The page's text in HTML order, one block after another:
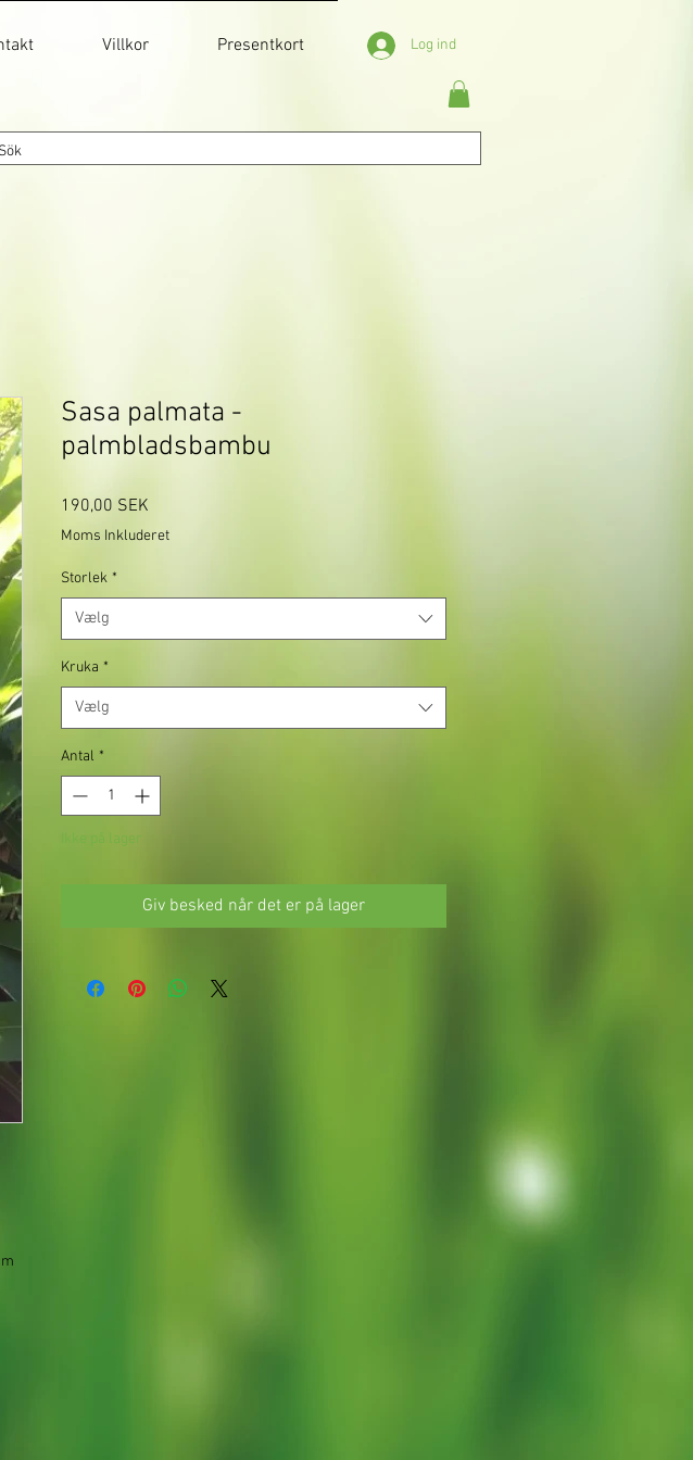
Villkor Presentkort Log ind
Sasa palmata -
palmbladsbambu
190,00 SEK
Moms Inkluderet
Storlek *
Vælg
Kruka *
Vælg
Antal *
Ikke på lager
Giv besked når det er på lager